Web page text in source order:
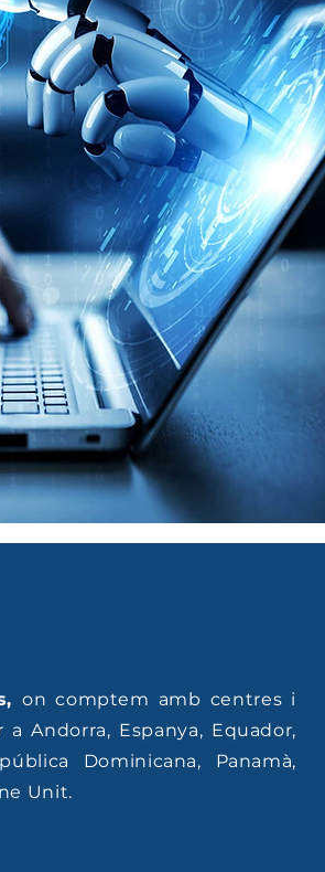
on comptem amb centres i
Andorra, Espanya, Equador,
Dominicana, Panamà,
Unit.